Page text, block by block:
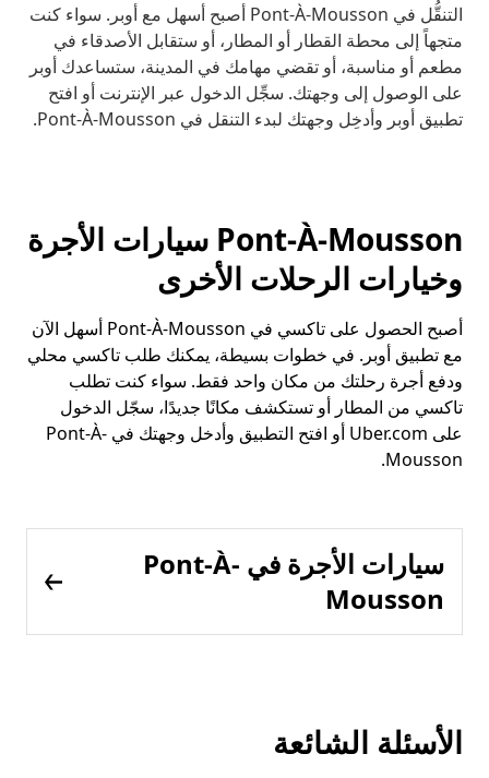
التنقُّل في Pont-À-Mousson أصبح أسهل مع أوبر. سواء كنت
متجهاً إلى محطة القطار أو المطار، أو ستقابل الأصدقاء في
مطعم أو مناسبة، أو تقضي مهامك في المدينة، ستساعدك أوبر
على الوصول إلى وجهتك. سجِّل الدخول عبر الإنترنت أو افتح
تطبيق أوبر وأدخِل وجهتك لبدء التنقل في Pont-À-Mousson.
Pont-À-Mousson سيارات الأجرة
وخيارات الرحلات الأخرى
أصبح الحصول على تاكسي في Pont-À-Mousson أسهل الآن
مع تطبيق أوبر. في خطوات بسيطة، يمكنك طلب تاكسي محلي
ودفع أجرة رحلتك من مكان واحد فقط. سواء كنت تطلب
تاكسي من المطار أو تستكشف مكانًا جديدًا، سجّل الدخول
على Uber.com أو افتح التطبيق وأدخل وجهتك في Pont-À-
Mousson.
سيارات الأجرة في Pont-À-
Mousson
الأسئلة الشائعة